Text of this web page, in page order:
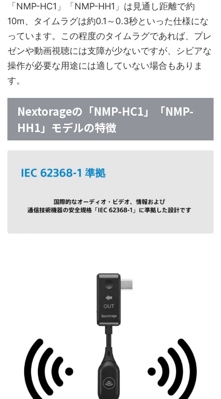
「NMP-HC1」「NMP-HH1」は見通し距離で約
10m、タイムラグは約0.1～0.3秒といった仕様にな
っています。この程度のタイムラグであれば、プレ
ゼンや動画視聴には支障が少ないですが、シビアな
操作が必要な用途には適していない場合もありま
す。
Nextorageの「NMP-HC1」「NMP-
HH1」モデルの特徴